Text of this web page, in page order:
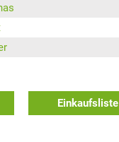
Einkaufsliste